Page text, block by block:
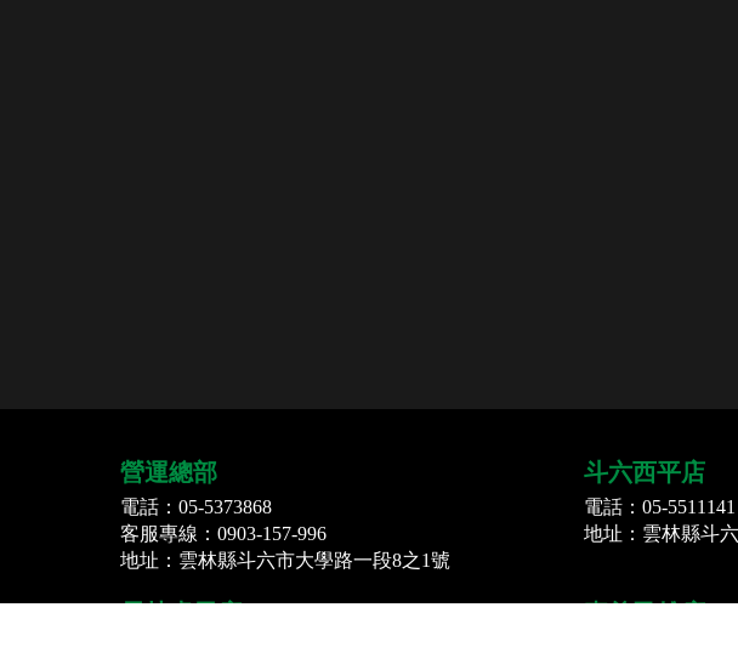
營運總部
電話：05-5373868
客服專線：0903-157-996
地址：雲林縣斗六市大學路一段8之1號
斗六西平店
電話：05-5511141
地址：雲林縣斗